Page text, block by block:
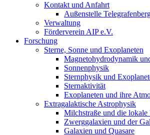
Kontakt und Anfahrt
Außenstelle
Verwaltung
Förderverein AIP e.V.
Forschung
Sterne, Sonne und Exoplaneten
Magnetohydrodynamik
Sonnenphysik
Sternphysik und
Sternaktivität
Exoplaneten und ihre
Extragalaktische Astrophysik
Milchstraße und die lokale
Zwerggalaxien und der
Galaxien und Quasare